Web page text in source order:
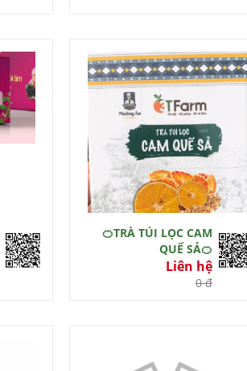
🍊TRÀ TÚI LỌC CAM
QUẾ SẢ🍊
Liên hệ
0 đ